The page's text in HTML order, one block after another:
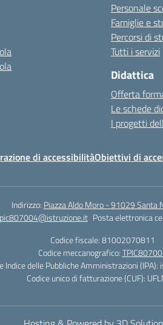
Personale
Famiglie e
Percorsi di
Tutti i servizi
Didattica
Offerta
Le schede
I progetti
di accessibilitàObiettivi di
Indirizzo: Piazza Aldo Moro - 91029 Santa
Posta elettronica
Codice fiscale: 81002070811
Codice meccanografico:
Indice delle Pubbliche Amministrazioni (IPA):
Codice unico di fatturazione (CUF):